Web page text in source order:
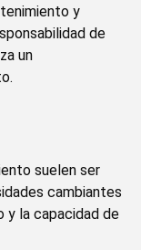
y
de
un
suelen ser
cambiantes
y la capacidad de